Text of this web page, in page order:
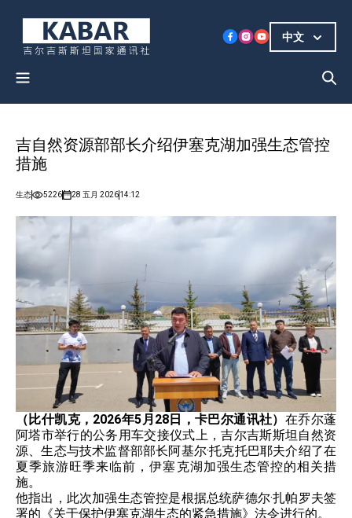
中文
吉自然资源部部长介绍伊塞克湖加强生态管控
措施
生态 5226 28 五月 202614:12
（比什凯克，2026年5月28日，卡巴尔通讯社） 在乔尔蓬
阿塔市举行的公务用车交接仪式上，吉尔吉斯斯坦自然资
源、生态与技术监督部部长阿基尔·托克托巴耶夫介绍了在
夏季旅游旺季来临前，伊塞克湖加强生态管控的相关措
施。
他指出，此次加强生态管控是根据总统萨德尔·扎帕罗夫签
署的《关于保护伊塞克湖生态的紧急措施》法令进行的。